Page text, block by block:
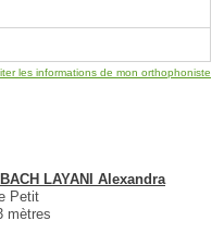
les informations de mon orthophoniste
LAYANI Alexandra
Petit
mètres